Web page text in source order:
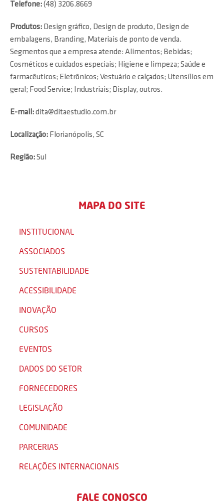
Telefone:(48) 3206.8669
Produtos: Design gráfico, Design de produto, Design de
embalagens, Branding, Materiais de ponto de venda.
Segmentos que a empresa atende: Alimentos; Bebidas;
Cosméticos e cuidados especiais; Higiene e limpeza; Saúde e
farmacêuticos; Eletrônicos; Vestuário e calçados; Utensílios em
geral; Food Service; Industriais; Display, outros.
E-mail:dita@ditaestudio.com.br
Localização: Florianópolis, SC
Região:Sul
MAPA DO SITE
INSTITUCIONAL
ASSOCIADOS
SUSTENTABILIDADE
ACESSIBILIDADE
INOVAÇÃO
CURSOS
EVENTOS
DADOS DO SETOR
FORNECEDORES
LEGISLAÇÃO
COMUNIDADE
PARCERIAS
RELAÇÕES INTERNACIONAIS
FALE CONOSCO